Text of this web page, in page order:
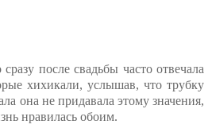
после свадьбы часто отвечала
хихикали, услышав, что трубку
она не придавала этому значения,
нравилась обоим.